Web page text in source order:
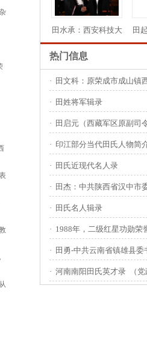
田水承：西安科技大 田
热门信息
· 田文科：原荣成市成山镇
· 田姓将军辑录
· 田启元（西藏军区原副司
· 印江部分当代田氏人物简
· 田氏近现代名人录
· 田杰：中共陕西省汉中市
· 田氏名人辑录
· 1988年，二级红星功勋荣
· 田勇-中共云南省镇雄县委
· 河南南阳田氏英才录 （党